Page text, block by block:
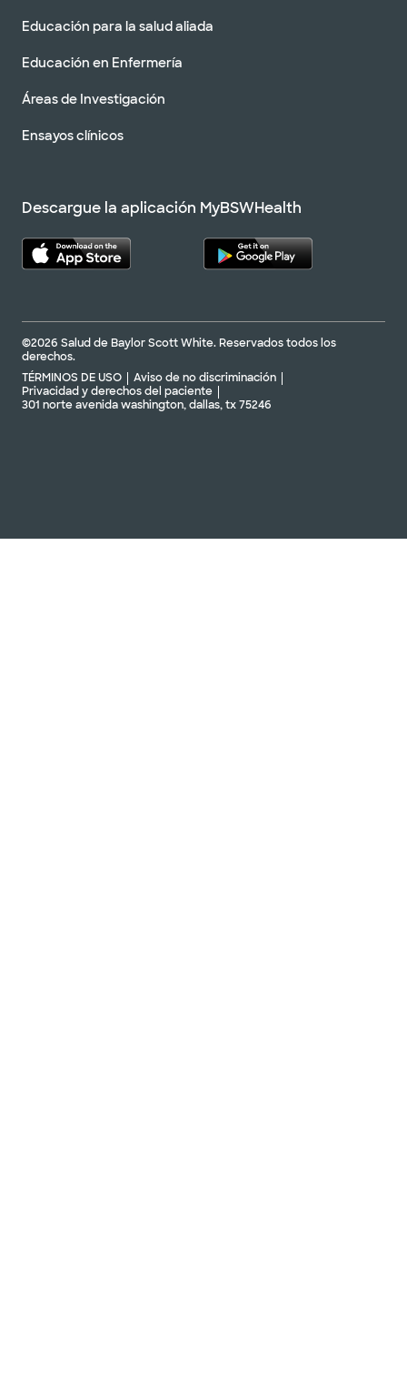
Educación para la salud aliada
Educación en Enfermería
Áreas de Investigación
Ensayos clínicos
Descargue la aplicación MyBSWHealth
©2026 Salud de Baylor Scott White. Reservados todos los
derechos.
TÉRMINOS DE USO
Aviso de no discriminación
Privacidad y derechos del paciente
301 norte avenida washington, dallas, tx 75246